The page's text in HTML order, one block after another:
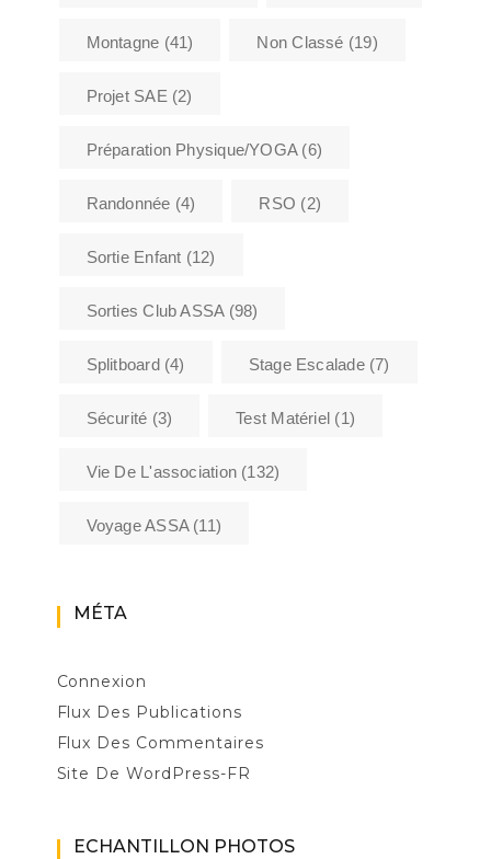
Montagne (41) Non Classé (19)
Projet SAE (2)
Préparation Physique/YOGA(6)
Randonnée (4) RSO (2)
Sortie Enfant (12)
Sorties Club ASSA(98)
Splitboard(4) Stage Escalade(7)
Sécurité (3) Test Matériel (1)
Vie De L'association (132)
Voyage ASSA(11)
MÉTA
Connexion
Flux Des Publications
Flux Des Commentaires
Site De WordPress-FR
ECHANTILLON PHOTOS